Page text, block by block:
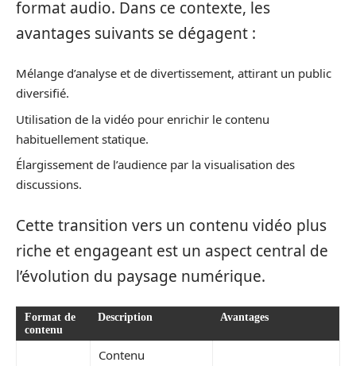
format audio. Dans ce contexte, les
avantages suivants se dégagent :
Mélange d’analyse et de divertissement, attirant un public
diversifié.
Utilisation de la vidéo pour enrichir le contenu
habituellement statique.
Élargissement de l’audience par la visualisation des
discussions.
Cette transition vers un contenu vidéo plus
riche et engageant est un aspect central de
l’évolution du paysage numérique.
Format de
contenu
Description Avantages
Contenu